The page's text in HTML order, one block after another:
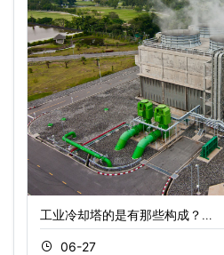
工业冷却塔的是有那些构成？…
06-27